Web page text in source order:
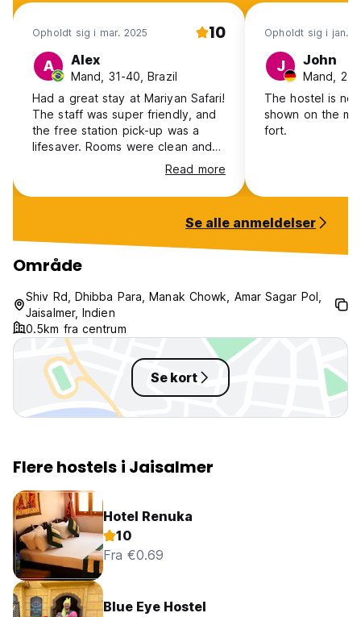
de er svindel, prøv at tage dig et andet sted hen eller sælg
dig safari til høj pris, tror ikke, fordi det er svindel og de har
kommission med buschauffør, hvis alle indianere ikke vil
komme ned fra bussens sidste stop (sidste stop betyder, at
bussen vil være tom der) (Auto-translated from original
language)
Opholdt sig i mar. 2025 10
A Alex
Mand, 31-40, Brazil
Had a great stay at Mariyan Safari!
The staff was super friendly, and
the free station pick-up was a
lifesaver. Rooms were clean and
comfy, and free water was a great
touch in the desert heat. The
rooftop view of the fort was
unforgettable, with a cozy camp
under the stars. If you want a
budget-friendly, welcoming stay in
Jaisalmer, this is a great choice!
Read more
Opholdt sig i jan.
J John
Mand,
The hostel is
shown on the
fort.
Se alle anmeldelser
Område
Shiv Rd, Dhibba Para, Manak Chowk, Amar Sagar Pol,
Jaisalmer, Indien
0.5km fra centrum
Se kort
Flere hostels i Jaisalmer
Hotel Renuka
10
Fra €0.69
Blue Eye Hostel